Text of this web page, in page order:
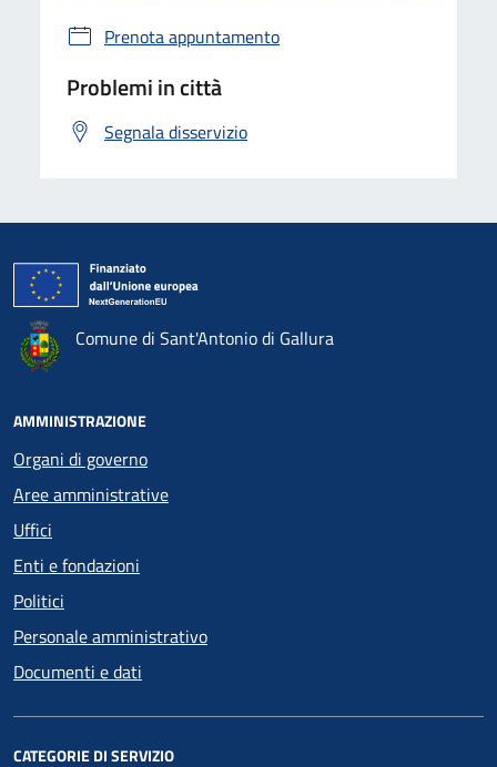
Prenota appuntamento
Problemi in città
Segnala disservizio
Comune di Sant'Antonio di Gallura
AMMINISTRAZIONE
Organi di governo
Aree amministrative
Uffici
Enti e fondazioni
Politici
Personale amministrativo
Documenti e dati
CATEGORIE DI SERVIZIO